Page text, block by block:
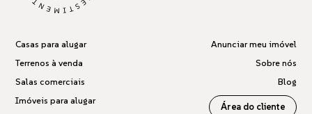
Casas para alugar
Terrenos à venda
Salas comerciais
Imóveis para alugar
Anunciar meu imóvel
Sobre nós
Blog
Área do cliente